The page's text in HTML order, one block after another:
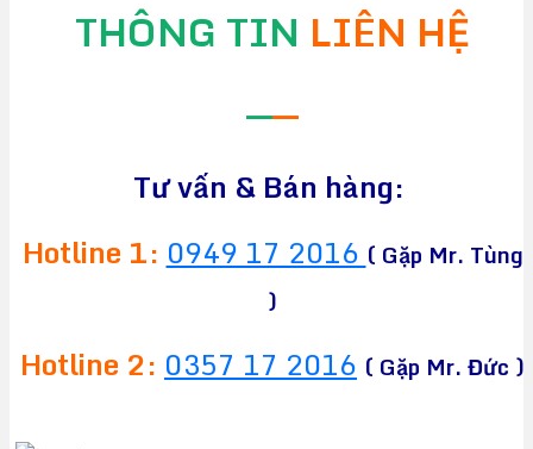
THÔNG TIN LIÊN HỆ
——
Tư vấn & Bán hàng:
Hotline 1: 0949 17 2016 ( Gặp Mr. Tùng
)
Hotline 2: 0357 17 2016 ( Gặp Mr. Đức )